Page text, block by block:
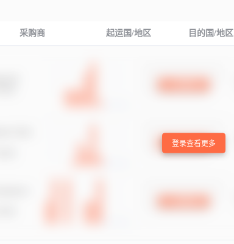
采购商 起运国/地区 目的国/地区
登录查看更多